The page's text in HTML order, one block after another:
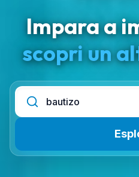
Impara a
scopri un